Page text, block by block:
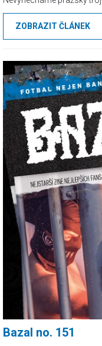
reporty z ligového výjezdu
ZOBRAZIT ČLÁNEK
Bazal no. 151